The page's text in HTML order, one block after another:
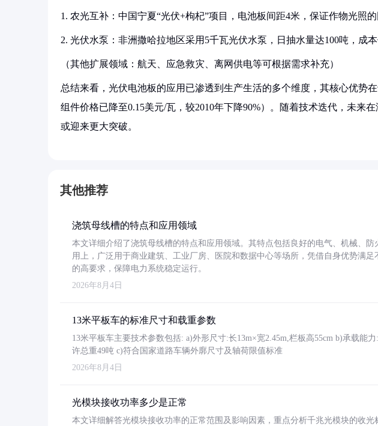
1. 农光互补：中国宁夏“光伏+枸杞”项目，电池板间距4米，保证作物光照
2. 光伏水泵：非洲撒哈拉地区采用5千瓦光伏水泵，日抽水量达100吨，成本
（其他扩展领域：航天、应急救灾、离网供电等可根据需求补充）
总结来看，光伏电池板的应用已渗透到生产生活的多个维度，其核心优势
组件价格已降至0.15美元/瓦，较2010年下降90%）。随着技术迭代，未来
或迎来更大突破。
其他推荐
浇筑母线槽的特点和应用领域
本文详细介绍了浇筑母线槽的特点和应用领域。其特点包括良好的电气、机械、防
用上，广泛用于商业建筑、工业厂房、医院和数据中心等场所，凭借自身优势满足
的高要求，保障电力系统稳定运行。
2026年8月4日
13米平板车的标准尺寸和载重参数
13米平板车主要技术参数包括: a)外形尺寸:长13m×宽2.45m,栏板高55cm b)承载能
许总重49吨 c)符合国家道路车辆外廓尺寸及轴荷限值标准
2026年8月4日
光模块接收功率多少是正常
本文详细解答光模块接收功率的正常范围及影响因素，重点分析千兆光模块的收光